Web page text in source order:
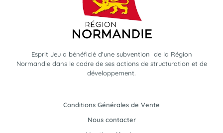
Esprit Jeu a bénéficié d'une subvention de la Région
Normandie dans le cadre de ses actions de structuration et de
développement.
Conditions Générales de Vente
Nous contacter